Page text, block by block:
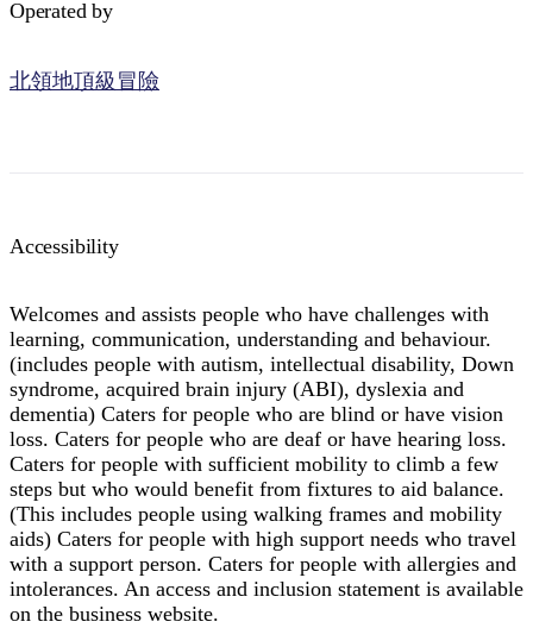
Operated by
北領地頂級冒險
Accessibility
Welcomes and assists people who have challenges with
learning, communication, understanding and behaviour.
(includes people with autism, intellectual disability, Down
syndrome, acquired brain injury (ABI), dyslexia and
dementia) Caters for people who are blind or have vision
loss. Caters for people who are deaf or have hearing loss.
Caters for people with sufficient mobility to climb a few
steps but who would benefit from fixtures to aid balance.
(This includes people using walking frames and mobility
aids) Caters for people with high support needs who travel
with a support person. Caters for people with allergies and
intolerances. An access and inclusion statement is available
on the business website.